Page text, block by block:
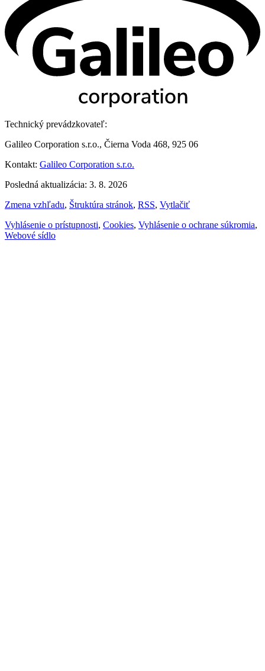
Technický prevádzkovateľ:
Galileo Corporation s.r.o., Čierna Voda 468, 925 06
Kontakt: Galileo Corporation s.r.o.
Posledná aktualizácia: 3. 8. 2026
Zmena vzhľadu, Štruktúra stránok, RSS, Vytlačiť
Vyhlásenie o prístupnosti, Cookies, Vyhlásenie o ochrane súkromia,
Webové sídlo